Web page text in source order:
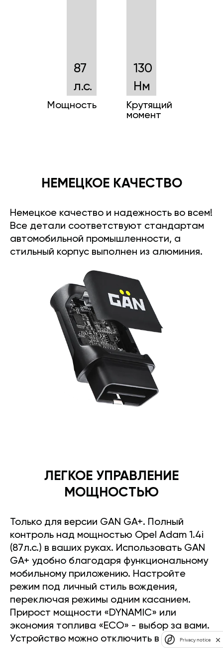
87
л.с.
Мощность
130
Нм
Крутящий
момент
НЕМЕЦКОЕ КАЧЕСТВО
Немецкое качество и надежность во всем!
Все детали соответствуют стандартам
автомобильной промышленности, а
стильный корпус выполнен из алюминия.
ЛЕГКОЕ УПРАВЛЕНИЕ
МОЩНОСТЬЮ
Только для версии GAN GA+. Полный
контроль над мощностью Opel Adam 1.4i
(87л.с.) в ваших руках. Использовать GAN
GA+ удобно благодаря функциональному
мобильному приложению. Настройте
режим под личный стиль вождения,
переключая режимы одним касанием.
Прирост мощности «DYNAMIC» или
экономия топлива «ECO» - выбор за вами.
Устройство можно отключить в любоеPrivacy notice